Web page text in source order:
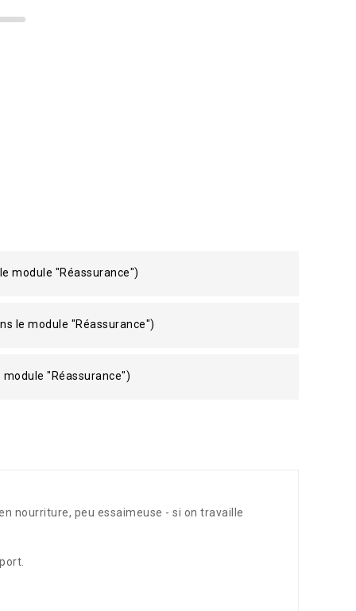
module "Réassurance")
le module "Réassurance")
"Réassurance")
nourriture, peu essaimeuse - si on travaille